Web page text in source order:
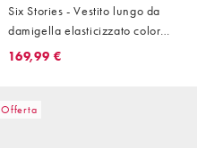
Six Stories - Vestito lungo da
damigella elasticizzato color
salvia con pannello arricciato e
169,99 €
Offerta